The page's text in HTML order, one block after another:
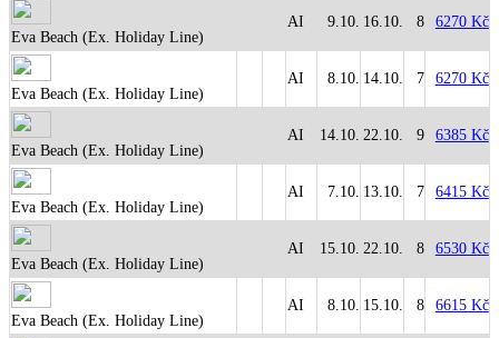
Eva Beach (Ex. Holiday Line)
AI 9.10. 16.10. 8 6270 Kč
Eva Beach (Ex. Holiday Line)
AI 8.10. 14.10. 7 6270 Kč
Eva Beach (Ex. Holiday Line)
AI 14.10. 22.10. 9 6385 Kč
Eva Beach (Ex. Holiday Line)
AI 7.10. 13.10. 7 6415 Kč
Eva Beach (Ex. Holiday Line)
AI 15.10. 22.10. 8 6530 Kč
Eva Beach (Ex. Holiday Line)
AI 8.10. 15.10. 8 6615 Kč